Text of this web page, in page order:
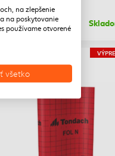
2,52€
2,10€/ks
na zlepšenie
na poskytovanie
používame otvorené
všetko